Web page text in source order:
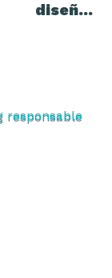
diseñar